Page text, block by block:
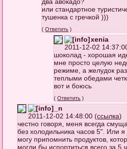
или стандартное
тушенка с гречкой )))
(Ответить )
xenia
2011-12-02
шоколад - хорошая
мне просто целую
режиме, а желудок
теплыми обедами
вот и боюсь
(Ответить )
_n
2011-12-02 14:48:00 (ссылка)
честно говоря, меня всегда
без холодильника часов 5". Или
могу припомнить продуктов,
могли бы испортиться всего за 5